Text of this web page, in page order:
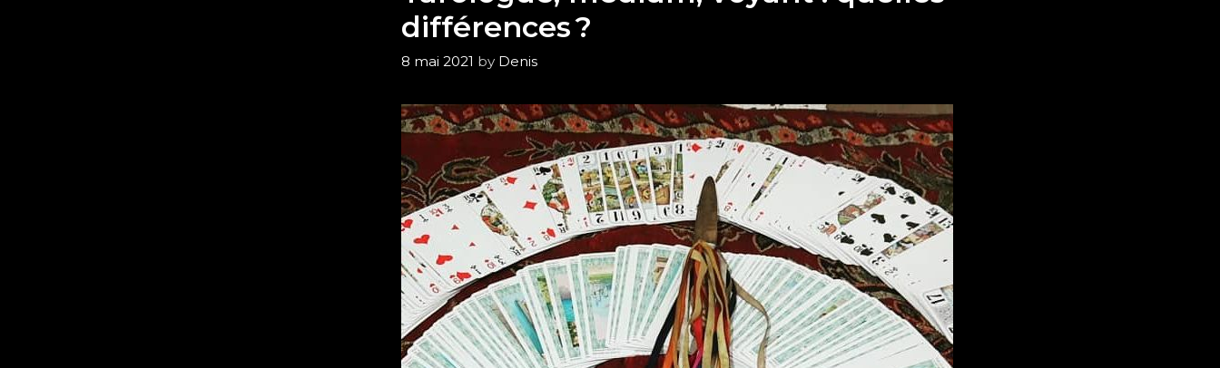
différences ?
8 mai 2021 by Denis